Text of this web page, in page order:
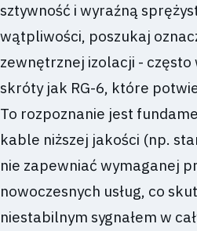
sztywność i wyraźną
wątpliwości, poszukaj
zewnętrznej izolacji - często
skróty jak RG-6, które
To rozpoznanie jest
kable niższej jakości (np.
nie zapewniać wymaganej
nowoczesnych usług, co
niestabilnym sygnałem w